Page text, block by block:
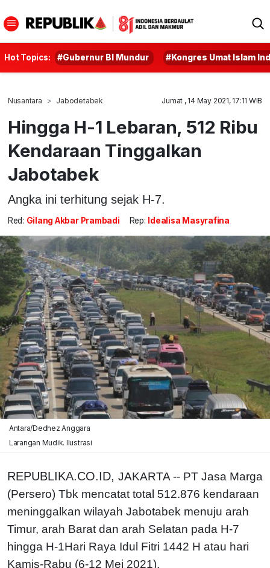
Hot Topics: #Gubernur BI Mundur #Kongres Umat Islam
Nusantara Jabodetabek Jumat , 14 May 2021, 17:11 WIB
Hingga H-1 Lebaran, 512 Ribu
Kendaraan Tinggalkan
Jabotabek
Angka ini terhitung sejak H-7.
Red: Gilang Akbar Prambadi Rep: Idealisa Masyrafina
Antara/Dedhez Anggara
Larangan Mudik. Ilustrasi
REPUBLIKA.CO.ID, JAKARTA -- PT Jasa Marga
(Persero) Tbk mencatat total 512.876 kendaraan
meninggalkan wilayah Jabotabek menuju arah
Timur, arah Barat dan arah Selatan pada H-7
hingga H-1Hari Raya Idul Fitri 1442 H atau hari
Kamis-Rabu (6-12 Mei 2021).